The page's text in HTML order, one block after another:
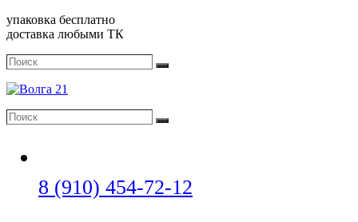
упаковка бесплатно
доставка любыми ТК
Поиск
Поиск
Поиск
Поиск
8 (910) 454-72-12